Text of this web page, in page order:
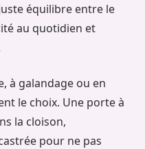
équilibre entre le
au quotidien et
à galandage ou en
le choix. Une porte à
la cloison,
pour ne pas